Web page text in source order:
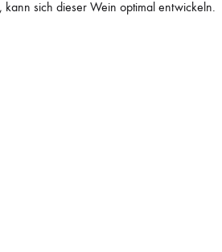
kann sich dieser Wein optimal entwickeln.